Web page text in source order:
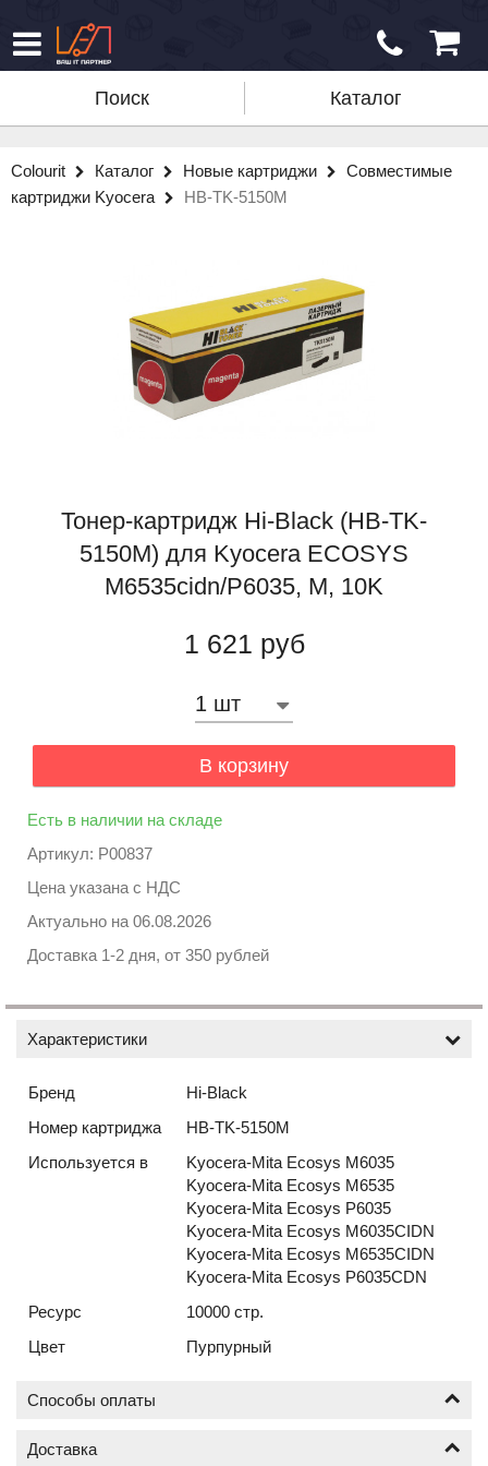
Поиск Каталог
Colourit Каталог Новые картриджи
Совместимые
картриджи Kyocera
HB-TK-5150M
Тонер-картридж Hi-Black (HB-TK-
5150M) для Kyocera ECOSYS
M6535cidn/P6035, M, 10K
1 621 руб
В корзину
Есть в наличии на складе
Артикул: P00837
Цена указана с НДС
Актуально на 06.08.2026
Доставка 1-2 дня, от 350 рублей
Характеристики
Бренд
Hi-Black
Номер картриджа
HB-TK-5150M
Используется в
Kyocera-Mita Ecosys M6035
Kyocera-Mita Ecosys M6535
Kyocera-Mita Ecosys P6035
Kyocera-Mita Ecosys M6035CIDN
Kyocera-Mita Ecosys M6535CIDN
Kyocera-Mita Ecosys P6035CDN
Ресурс
10000 стр.
Цвет
Пурпурный
Способы оплаты
Оплата по безналичному расчёту (счёт с НДС)
Доставка